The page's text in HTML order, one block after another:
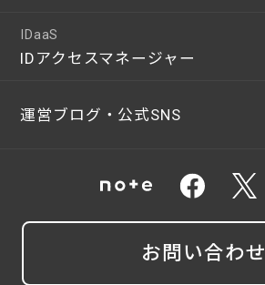
IDaaS
IDアクセスマネージャー
運営ブログ・公式SNS
お問い合わせ